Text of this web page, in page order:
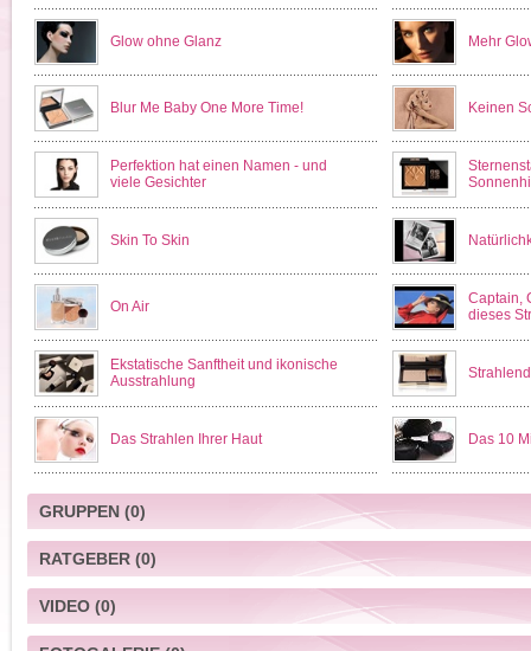
Glow ohne Glanz Mehr
Blur Me Baby One More Time! Keinen
Perfektion hat einen Namen - und
viele Gesichter
Skin To Skin
On Air
Captain,
dieses
Ekstatische Sanftheit und ikonische
Ausstrahlung
Das Strahlen Ihrer Haut Das 10
GRUPPEN(0)
RATGEBER(0)
VIDEO(0)